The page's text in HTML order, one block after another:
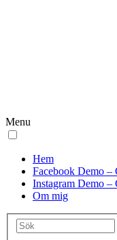
Menu
Hem
Facebook Demo –
Instagram Demo –
Om mig